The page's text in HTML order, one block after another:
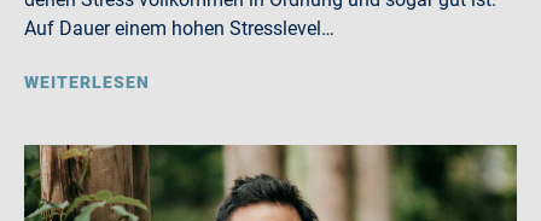
Auf Dauer einem hohen Stresslevel…
WEITERLESEN